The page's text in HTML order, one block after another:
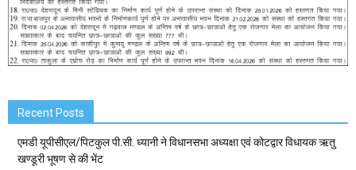
Recent Posts
एमडी यूपीसीएल/पिटकुल पी.सी. ध्यानी ने विधानसभा अध्यक्षा एवं कोटद्वार विधायक ऋतु
खण्डूरी भूषण से की भेंट